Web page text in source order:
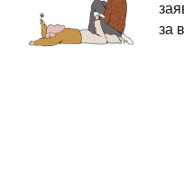
за